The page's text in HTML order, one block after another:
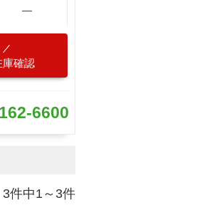
―
庫確認
6600
3件中1～3件